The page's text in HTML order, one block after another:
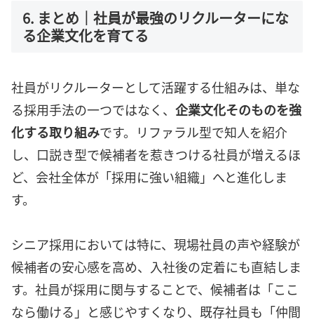
6. まとめ｜社員が最強のリクルーターにな
る企業文化を育てる
社員がリクルーターとして活躍する仕組みは、単な
る採用手法の一つではなく、 企業文化そのものを強
化する取り組みです。リファラル型で知人を紹介
し、口説き型で候補者を惹きつける社員が増えるほ
ど、会社全体が「採用に強い組織」へと進化しま
す。
シニア採用においては特に、現場社員の声や経験が
候補者の安心感を高め、入社後の定着にも直結しま
す。社員が採用に関与することで、候補者は「ここ
なら働ける」と感じやすくなり、既存社員も「仲間